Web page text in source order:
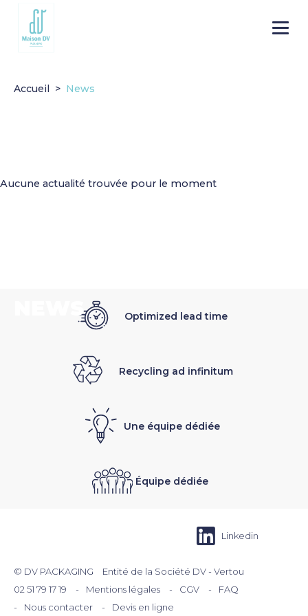
Go to
main
content
Menu
Accueil News
NEWS
Aucune actualité trouvée pour le moment
Optimized lead time
Recycling ad infinitum
Une équipe dédiée
Équipe dédiée
Menu
footer
© DV PACKAGING
Entité de la Société DV - Vertou
02 51 79 17 19
Mentions légales CGV
FAQ
Nous contacter
Devis en ligne
Linkedin